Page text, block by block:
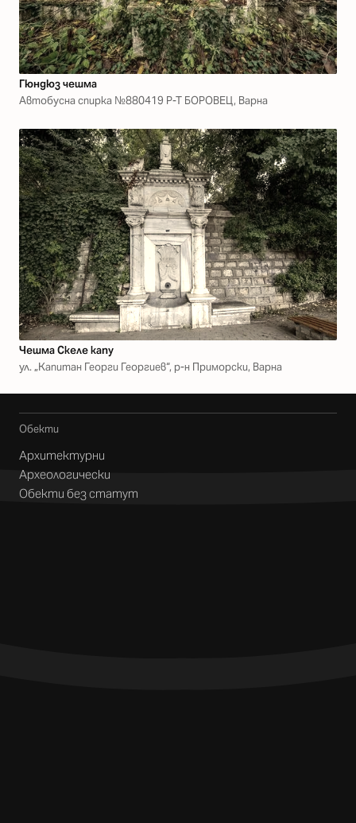
Гюндюз чешма
Автобусна спирка №880419 Р-Т БОРОВЕЦ, Варна
Чешма Скеле капу
ул. „Капитан Георги Георгиев“, р-н Приморски, Варна
Обекти
Архитектурни
Археологически
Обекти без статут